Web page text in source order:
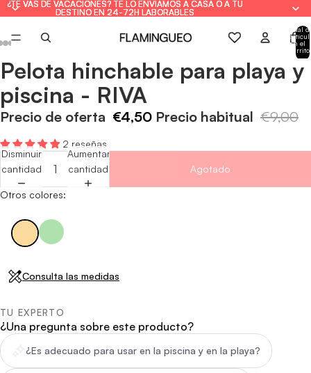
¿TE VAS DE VACACIONES? TE LO ENVIAMOS A CASA O A TU
DESTINO EN 24-72H LABORABLES
¿TE VAS DE VACACIONES? TE LO ENVIAMOS A CASA O A TU
DESTINO EN 24-72H LABORABLES
Total
en el
carrito:
Abrir
imagen
a
pantalla
Abrir
imagen
a
pantalla
Abrir
imagen
a
pantalla
Abrir
imagen
a
pantalla
Abrir
imagen
a
pantalla
Pelota hinchable para playa y
piscina - RIVA
Precio de oferta €4,50 Precio habitual €9,00
2 reseñas
Disminuir
cantidad
Aumentar
cantidad
Agotado
Otros colores:
Consulta las medidas
TU EXPERTO
¿Una pregunta sobre este producto?
¿Es adecuado para usar en la piscina y en la playa?